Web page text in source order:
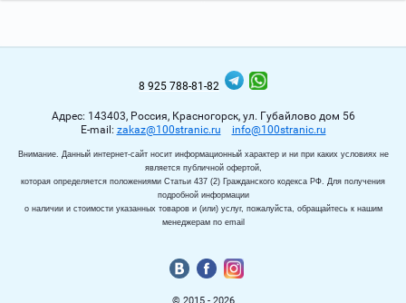
8 925 788-81-82
Адрес: 143403, Россия, Красногорск, ул. Губайлово дом 56
Е-mail: zakaz@100stranic.ru info@100stranic.ru
Внимание. Данный интернет-сайт носит информационный характер и ни при каких условиях не
является публичной офертой,
которая определяется положениями Статьи 437 (2) Гражданского кодекса РФ. Для получения
подробной информации
о наличии и стоимости указанных товаров и (или) услуг, пожалуйста, обращайтесь к нашим
менеджерам по email